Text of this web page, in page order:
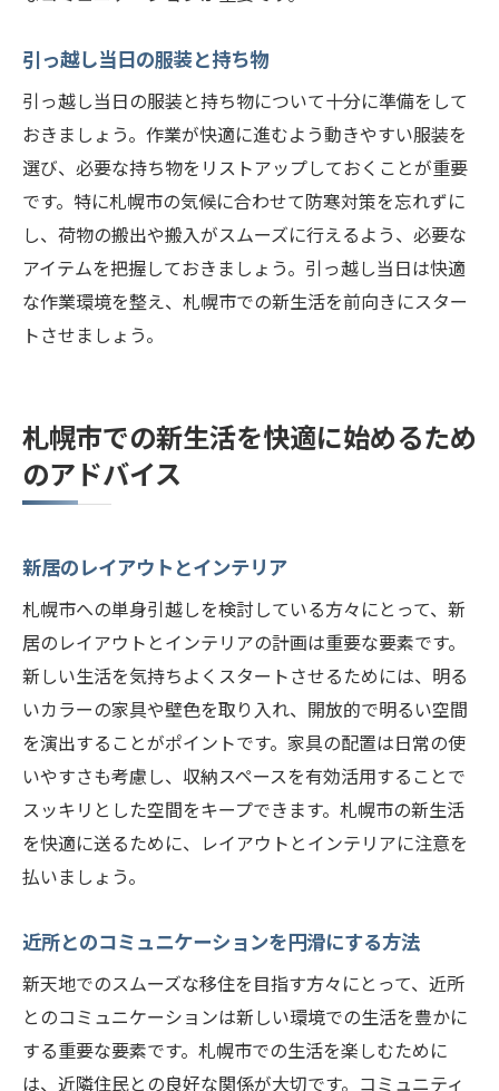
引っ越し当日の服装と持ち物
引っ越し当日の服装と持ち物について十分に準備をして
おきましょう。作業が快適に進むよう動きやすい服装を
選び、必要な持ち物をリストアップしておくことが重要
です。特に札幌市の気候に合わせて防寒対策を忘れずに
し、荷物の搬出や搬入がスムーズに行えるよう、必要な
アイテムを把握しておきましょう。引っ越し当日は快適
な作業環境を整え、札幌市での新生活を前向きにスター
トさせましょう。
札幌市での新生活を快適に始めるため
のアドバイス
新居のレイアウトとインテリア
札幌市への単身引越しを検討している方々にとって、新
居のレイアウトとインテリアの計画は重要な要素です。
新しい生活を気持ちよくスタートさせるためには、明る
いカラーの家具や壁色を取り入れ、開放的で明るい空間
を演出することがポイントです。家具の配置は日常の使
いやすさも考慮し、収納スペースを有効活用することで
スッキリとした空間をキープできます。札幌市の新生活
を快適に送るために、レイアウトとインテリアに注意を
払いましょう。
近所とのコミュニケーションを円滑にする方法
新天地でのスムーズな移住を目指す方々にとって、近所
とのコミュニケーションは新しい環境での生活を豊かに
する重要な要素です。札幌市での生活を楽しむために
は、近隣住民との良好な関係が大切です。コミュニティ